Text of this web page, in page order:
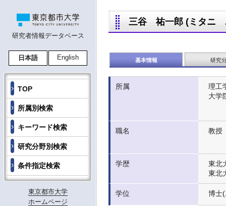
研究者情報データベース
日本語 English
TOP
所属別検索
キーワード検索
研究分野別検索
条件指定検索
東京都市大学
ホームページ
三谷 祐一郎 (ミタニ
基本情報 研究
所属
理工
大学
職名 教授
学歴
東北
東北
学位 博士